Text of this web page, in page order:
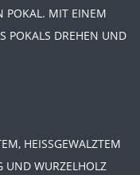
POKAL. MIT EINEM
POKALS DREHEN UND
HEISSGEWALZTEM
UND WURZELHOLZ